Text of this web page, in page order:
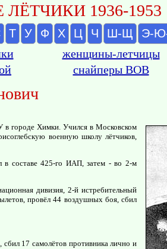
1936-1953
Т У Ф Х Ц Ч Ш-Щ
Э-
женщины-летчицы
снайперы ВОВ
в городе Химки. Учился в Московском
военную школу лётчиков,
в составе 425-го ИАП, затем - во 2-м
дивизия, 2-й истребительный
провёл 44 воздушных боя, сбил
17 самолётов противника лично и